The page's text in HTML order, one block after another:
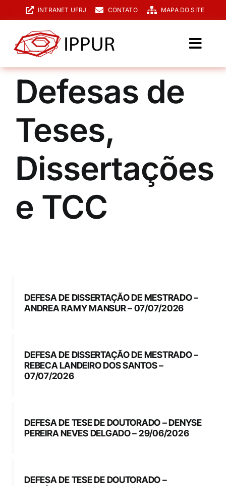
para
conteúdo
INTRANET UFRJ CONTATO MAPA DO SITE
O IPPUR
Graduação
Especialização
Pesquisa e Extensão
Biblioteca
resultados
para:
Defesas de
Teses,
Dissertações
e TCC
DEFESA DE DISSERTAÇÃO DE MESTRADO –
ANDREA RAMY MANSUR – 07/07/2026
DEFESA DE DISSERTAÇÃO DE MESTRADO –
REBECA LANDEIRO DOS SANTOS –
07/07/2026
DEFESA DE TESE DE DOUTORADO – DENYSE
PEREIRA NEVES DELGADO – 29/06/2026
DEFESA DE TESE DE DOUTORADO –